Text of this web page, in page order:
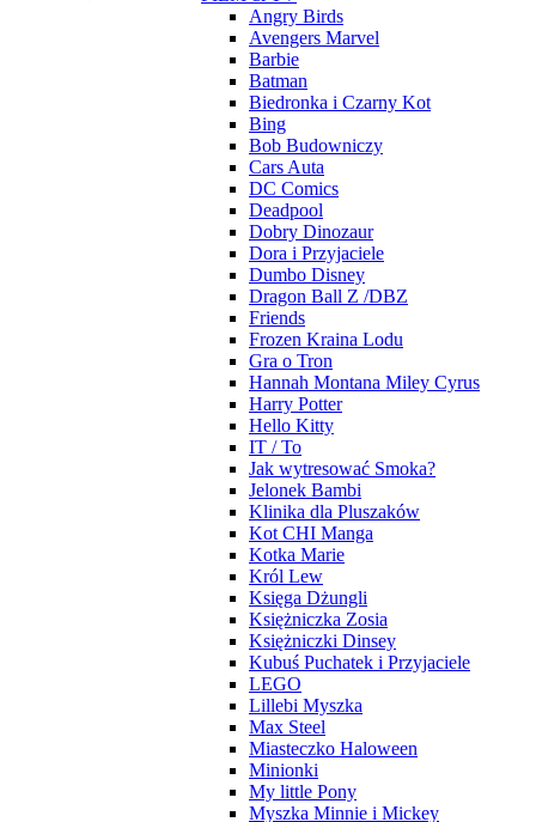
Angry Birds
Avengers Marvel
Barbie
Batman
Biedronka i Czarny Kot
Bing
Bob Budowniczy
Cars Auta
DC Comics
Deadpool
Dobry Dinozaur
Dora i Przyjaciele
Dumbo Disney
Dragon Ball Z /DBZ
Friends
Frozen Kraina Lodu
Gra o Tron
Hannah Montana Miley Cyrus
Harry Potter
Hello Kitty
IT / To
Jak wytresować Smoka?
Jelonek Bambi
Klinika dla Pluszaków
Kot CHI Manga
Kotka Marie
Król Lew
Księga Dżungli
Księżniczka Zosia
Księżniczki Dinsey
Kubuś Puchatek i Przyjaciele
LEGO
Lillebi Myszka
Max Steel
Miasteczko Haloween
Minionki
My little Pony
Myszka Minnie i Mickey